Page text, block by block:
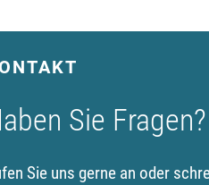
Sie Fragen?
Sie uns gerne an oder